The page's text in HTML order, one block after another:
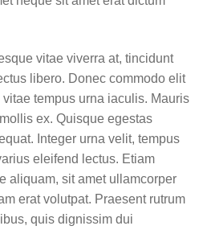
vitae viverra at, tincidunt
libero. Donec commodo elit
tempus urna iaculis. Mauris
ex. Quisque egestas
Integer urna velit, tempus
eleifend lectus. Etiam
aliquam, sit amet ullamcorper
erat volutpat. Praesent rutrum
quis dignissim dui